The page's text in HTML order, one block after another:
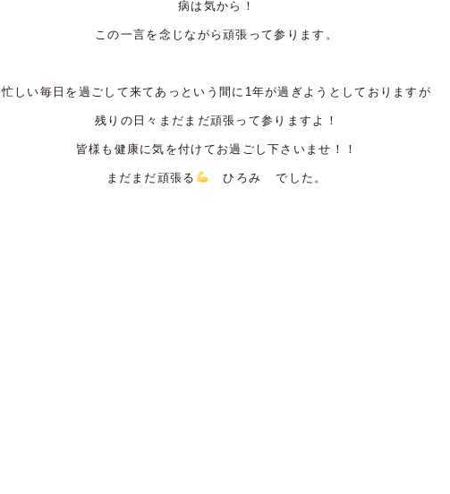
病は気から！
この一言を念じながら頑張って参ります。
忙しい毎日を過ごして来てあっという間に1年が過ぎようとしておりますが
残りの日々まだまだ頑張って参りますよ！
皆様も健康に気を付けてお過ごし下さいませ！！
まだまだ頑張る ひろみ でした。